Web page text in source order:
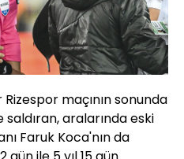
maçının sonunda
aralarında eski
Faruk Koca'nın da